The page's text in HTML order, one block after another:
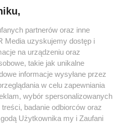
partnerów oraz inne
Media uzyskujemy dostęp i
na urządzeniu oraz
takie jak unikalne
informacje wysyłane przez
w celu zapewniania
wybór spersonalizowanych
badanie odbiorców oraz
Użytkownika my i Zaufani